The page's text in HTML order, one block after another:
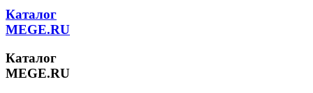
Каталог
MEGE.RU
Каталог
MEGE.RU